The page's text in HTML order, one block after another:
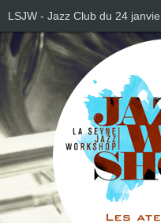
LSJW - Jazz Club du 24